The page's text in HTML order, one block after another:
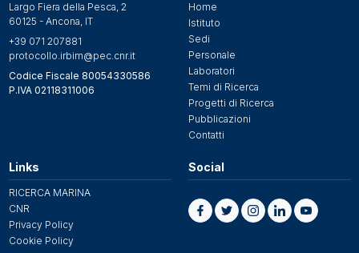
Largo Fiera della Pesca, 2
60125 - Ancona, IT
+39 071 207881
protocollo.irbim@pec.cnr.it
Codice Fiscale 80054330586
P.IVA 02118311006
Home
Istituto
Sedi
Personale
Laboratori
Temi di Ricerca
Progetti di Ricerca
Pubblicazioni
Contatti
Links
RICERCA MARINA
CNR
Privacy Policy
Cookie Policy
Social